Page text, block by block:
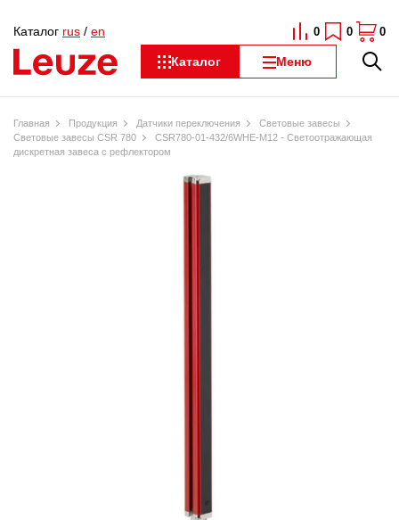
Каталог Меню
Каталог rus / en 0 0 0
Главная Продукция Датчики переключения
Световые завесы
Световые завесы CSR 780
CSR780-01-432/6WHE-M12 - Светоотражающая
дискретная завеса с рефлектором